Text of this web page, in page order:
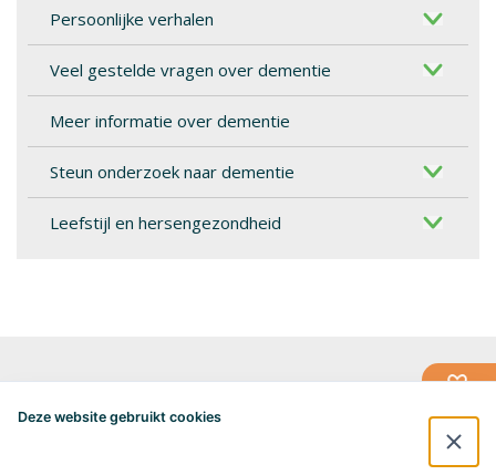
Persoonlijke verhalen
Veel gestelde vragen over dementie
Meer informatie over dementie
Steun onderzoek naar dementie
Leefstijl en hersengezondheid
Postbus 7057
Deze website gebruikt cookies